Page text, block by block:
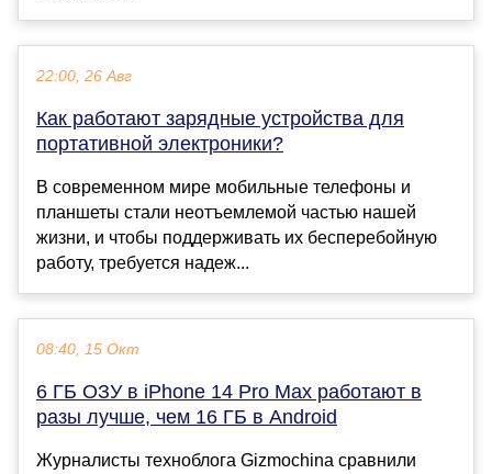
22:00, 26 Авг
Как работают зарядные устройства для
портативной электроники?
В современном мире мобильные телефоны и
планшеты стали неотъемлемой частью нашей
жизни, и чтобы поддерживать их бесперебойную
работу, требуется надеж...
08:40, 15 Окт
6 ГБ ОЗУ в iPhone 14 Pro Max работают в
разы лучше, чем 16 ГБ в Android
Журналисты техноблога Gizmochina сравнили